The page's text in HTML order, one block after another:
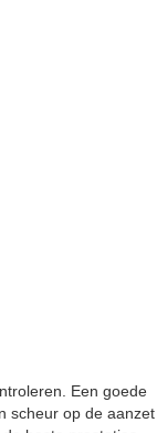
Een goede
scheur op de aanzet